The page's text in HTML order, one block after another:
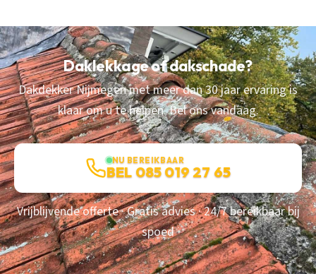
Daklekkage of dakschade?
Dakdekker Nijmegen met meer dan 30 jaar ervaring is
klaar om u te helpen. Bel ons vandaag.
NU BEREIKBAAR
BEL 085 019 27 65
Vrijblijvende offerte · Gratis advies · 24/7 bereikbaar bij
spoed